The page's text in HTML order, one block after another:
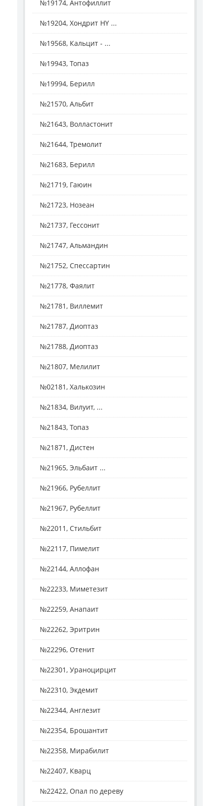
№19174, Антофиллит
№19204, Хондрит HY ...
№19568, Кальцит - ...
№19943, Топаз
№19994, Берилл
№21570, Альбит
№21643, Волластонит
№21644, Тремолит
№21683, Берилл
№21719, Гаюин
№21723, Нозеан
№21737, Гессонит
№21747, Альмандин
№21752, Спессартин
№21778, Фаялит
№21781, Виллемит
№21787, Диоптаз
№21788, Диоптаз
№21807, Мелилит
№02181, Халькозин
№21834, Вилуит, ...
№21843, Топаз
№21871, Дистен
№21965, Эльбаит ...
№21966, Рубеллит
№21967, Рубеллит
№22011, Стильбит
№22117, Пимелит
№22144, Аллофан
№22233, Миметезит
№22259, Анапаит
№22262, Эритрин
№22296, Отенит
№22301, Ураноцирцит
№22310, Экдемит
№22344, Англезит
№22354, Брошантит
№22358, Мирабилит
№22407, Кварц
№22422, Опал по дереву